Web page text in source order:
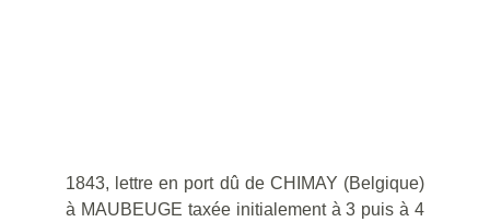
1843, lettre en port dû de CHIMAY (Belgique)
à MAUBEUGE taxée initialement à 3 puis à 4